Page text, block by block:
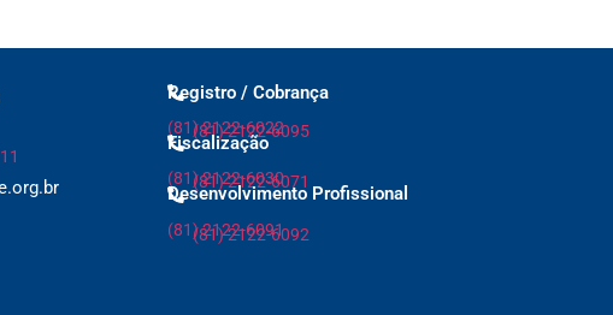
Registro / Cobrança
(81) 2122-6022
(81) 2122-6095
Fiscalização
(81) 2122-6030
(81) 2122-6071
Desenvolvimento Profissional
(81) 2122-6091
(81) 2122-6092